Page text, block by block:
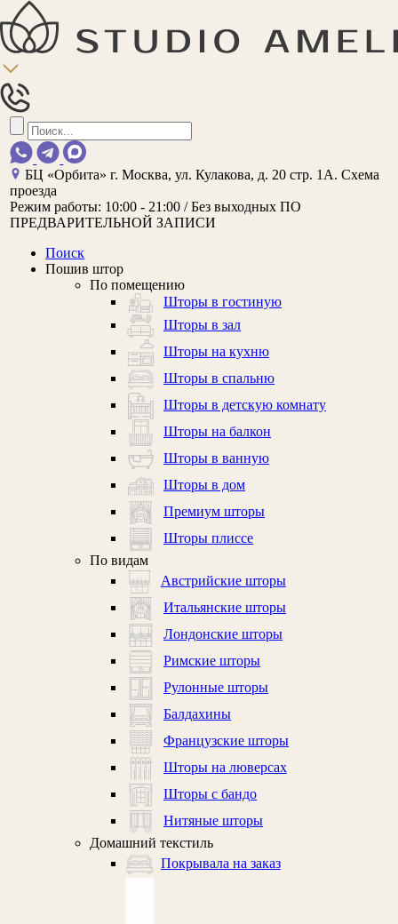
БЦ «Орбита»г. Москва, ул. Кулакова, д. 20 стр. 1А. Схема
проезда
Режим работы: 10:00 - 21:00 / Без выходных ПО
ПРЕДВАРИТЕЛЬНОЙ ЗАПИСИ
Поиск
Пошив штор
По помещению
Шторы в гостиную
Шторы в зал
Шторы на кухню
Шторы в спальню
Шторы в детскую комнату
Шторы на балкон
Шторы в ванную
Шторы в дом
Премиум шторы
Шторы плиссе
По видам
Австрийские шторы
Итальянские шторы
Лондонские шторы
Римские шторы
Рулонные шторы
Балдахины
Французские шторы
Шторы на люверсах
Шторы с бандо
Нитяные шторы
Домашний текстиль
Покрывала на заказ